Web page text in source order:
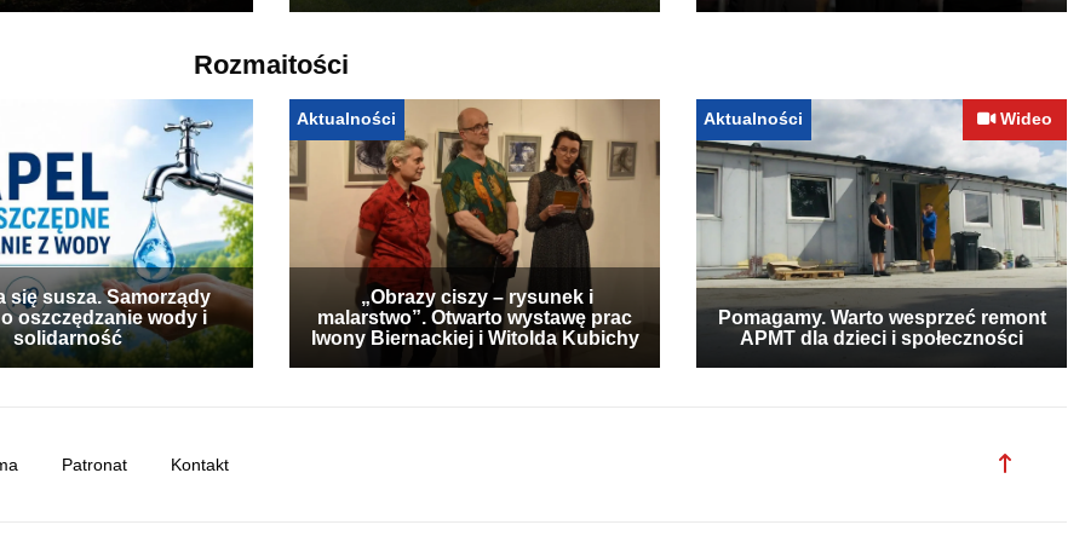
Rozmaitości
się susza. Samorządy
oszczędzanie wody i
solidarność
Aktualności
„Obrazy ciszy – rysunek i
malarstwo”. Otwarto wystawę prac
Iwony Biernackiej i Witolda Kubichy
Aktualności Wideo
Pomagamy. Warto wesprzeć remont
APMT dla dzieci i społeczności
Patronat Kontakt